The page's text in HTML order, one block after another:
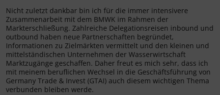
Nicht zuletzt dankbar bin ich für die immer intensivere
Zusammenarbeit mit dem BMWK im Rahmen der
Markterschließung. Zahlreiche Delegationsreisen inbound und
outbound haben neue Partnerschaften begründet,
Informationen zu Zielmärkten vermittelt und den kleinen und
mittelständischen Unternehmen der Wasserwirtschaft
Marktzugänge geschaffen. Daher freut es mich sehr, dass ich
mit meinem beruflichen Wechsel in die Geschäftsführung von
Germany Trade & Invest (GTAI) auch diesem wichtigen Thema
verbunden bleiben werde.